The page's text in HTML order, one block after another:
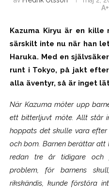
A+
Kazuma Kiryu är en kille
särskilt inte nu när han
Haruka. Med en
runt i Tokyo, på jakt
alla äventyr, så är inget
När Kazuma möter upp
ett bitterljuvt möte. Allt står
hoppats det skulle vara
och bom. Barnen berättar
redan tre år tidigare och
problem, för barnens
rikskändis, kunde förstöra